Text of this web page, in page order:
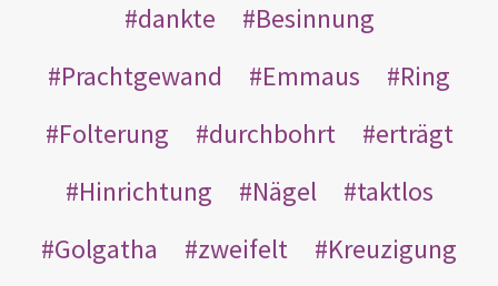
dankte
Besinnung
Prachtgewand
Emmaus
Ring
Folterung
durchbohrt
erträgt
Hinrichtung
Nägel
taktlos
Golgatha
zweifelt
Kreuzigung